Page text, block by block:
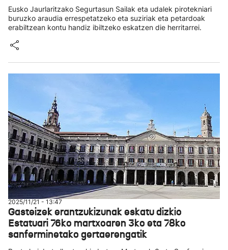
Eusko Jaurlaritzako Segurtasun Sailak eta udalek pirotekniari
buruzko araudia errespetatzeko eta suziriak eta petardoak
erabiltzean kontu handiz ibiltzeko eskatzen die herritarrei.
2025/11/21 - 13:47
Gasteizek erantzukizunak eskatu dizkio
Estatuari 76ko martxoaren 3ko eta 78ko
sanferminetako gertaerengatik